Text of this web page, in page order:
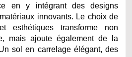
en y intégrant des designs
innovants. Le choix de
esthétiques transforme non
mais ajoute également de la
sol en carrelage élégant, des